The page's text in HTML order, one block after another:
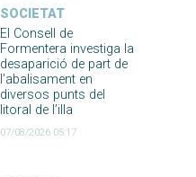
SOCIETAT
El Consell de
Formentera investiga la
desaparició de part de
l’abalisament en
diversos punts del
litoral de l’illa
07/08/2026 05:17